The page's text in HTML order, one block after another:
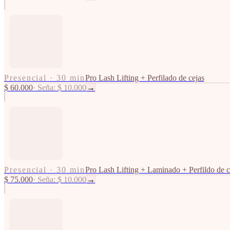
Presencial · 30 minPro Lash Lifting + Perfilado de cejas
$ 60.000· Seña: $ 10.000 →
Presencial · 30 minPro Lash Lifting + Laminado + Perfildo de
$ 75.000· Seña: $ 10.000 →